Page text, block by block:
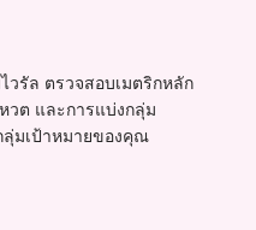
รัล ตรวจสอบเมตริกหลัก
วต และการแบ่งกลุ่ม
ลุ่มเป้าหมายของคุณ